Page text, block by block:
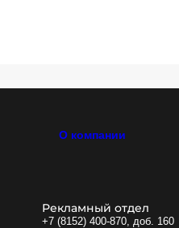
О компании
Рекламный отдел
+7 (8152) 400-870, доб. 160